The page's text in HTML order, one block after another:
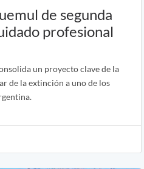
de segunda
profesional
un proyecto clave de la
de la extinción a uno de los